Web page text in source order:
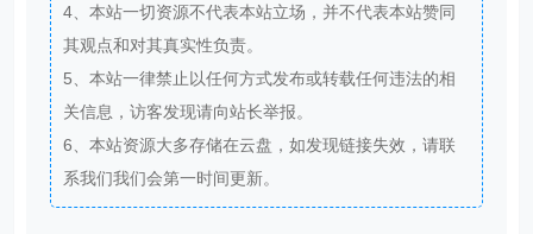
4、本站一切资源不代表本站立场，并不代表本站赞同
其观点和对其真实性负责。
5、本站一律禁止以任何方式发布或转载任何违法的相
关信息，访客发现请向站长举报。
6、本站资源大多存储在云盘，如发现链接失效，请联
系我们我们会第一时间更新。